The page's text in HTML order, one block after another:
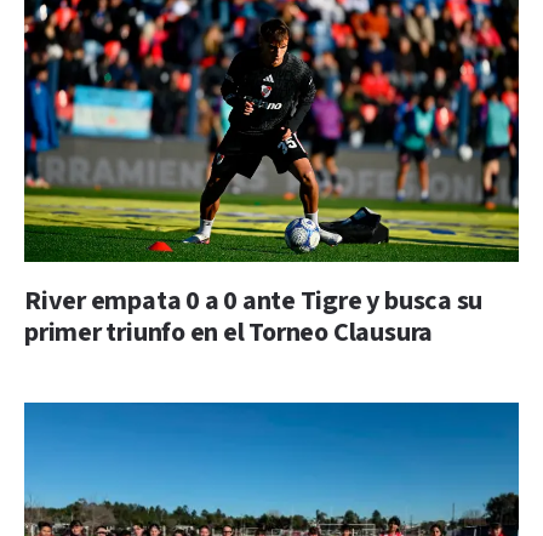
River empata 0 a 0 ante Tigre y busca su
primer triunfo en el Torneo Clausura